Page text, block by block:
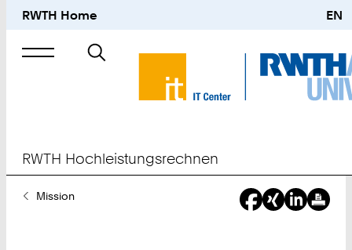
RWTH Home EN
Suche
nach
RWTH Hochleistungsrechnen
SieMission